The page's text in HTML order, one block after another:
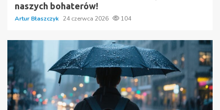
naszych bohaterów!
Artur Błaszczyk 24 czerwca 2026 104